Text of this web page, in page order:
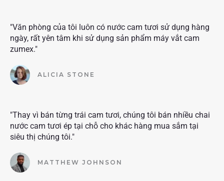
"Văn phòng của tôi luôn có nước cam tươi sử dụng hàng
ngày, rất yên tâm khi sử dụng sản phẩm máy vắt cam
zumex."
ALICIA STONE
"Thay vì bán từng trái cam tươi, chúng tôi bán nhiều chai
nước cam tươi ép tại chỗ cho khác hàng mua sắm tại
siêu thị chúng tôi."
MATTHEW JOHNSON